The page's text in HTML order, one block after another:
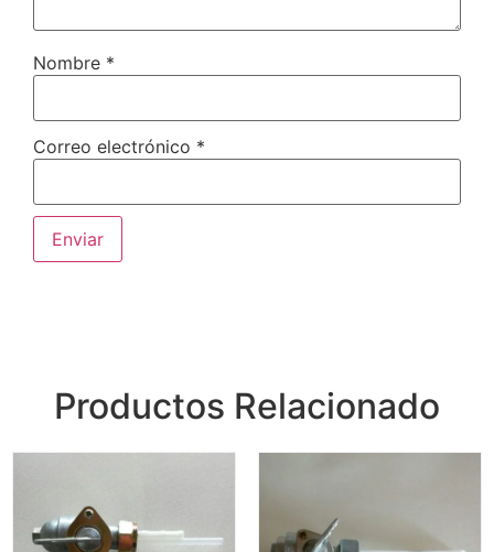
Nombre *
Correo electrónico *
Productos Relacionado